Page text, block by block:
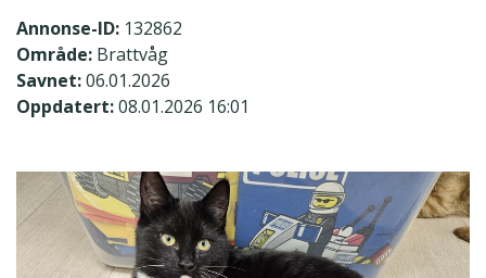
Annonse-ID: 132862
Område: Brattvåg
Savnet:06.01.2026
Oppdatert:08.01.2026 16:01